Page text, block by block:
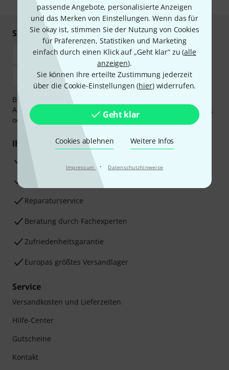
passende Angebote, personalisierte Anzeigen
und das Merken von Einstellungen. Wenn das für
Sie okay ist, stimmen Sie der Nutzung von Cookies
für Präferenzen, Statistiken und Marketing
einfach durch einen Klick auf „Geht klar“ zu (alle
anzeigen).
Sie können Ihre erteilte Zustimmung jederzeit
über die Cookie-Einstellungen (hier) widerrufen.
Geht klar
Cookies ablehnen Weitere Infos
Impressum · Datenschutzhinweise
Sicher einkaufen & bezahlen
Bezahlen Sie vertraulich und sicher per Vorkasse, PayPal,
Amazon Pay,
Klarna Sofort bezahlen
Klarna Ratenzahlung
oder Kreditkarte.
Ihre Vorteile
3 Jahre Thomann Garantie
30 Tage Money-Back-Garantie
Reparaturservice
Beratung durch Fachexperten
Zufriedenheitsgarantie
Europas größtes Versandlager
Service
Versandkosten und Lieferzeiten
Hilfe-Center
Gutscheine
Kontakt